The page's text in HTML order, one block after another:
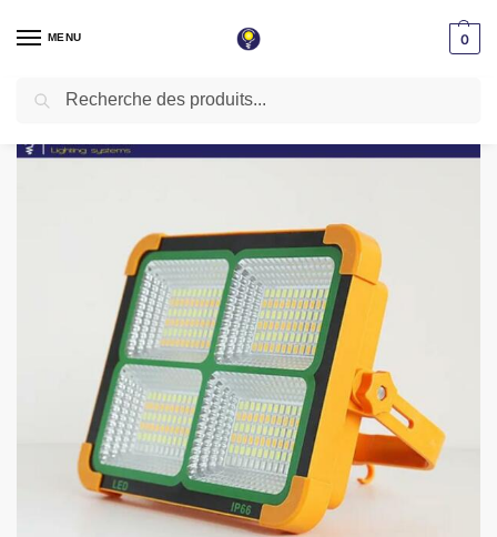
MENU 0
Accueil / Led Solaire / Projecteur Led solaire / Usb 4800mah Taille 210*170*50mm ST-600